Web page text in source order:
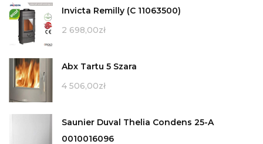
Invicta Remilly (C 11063500)
2 698,00zł
Abx Tartu 5 Szara
4 506,00zł
Saunier Duval Thelia Condens 25-A
0010016096